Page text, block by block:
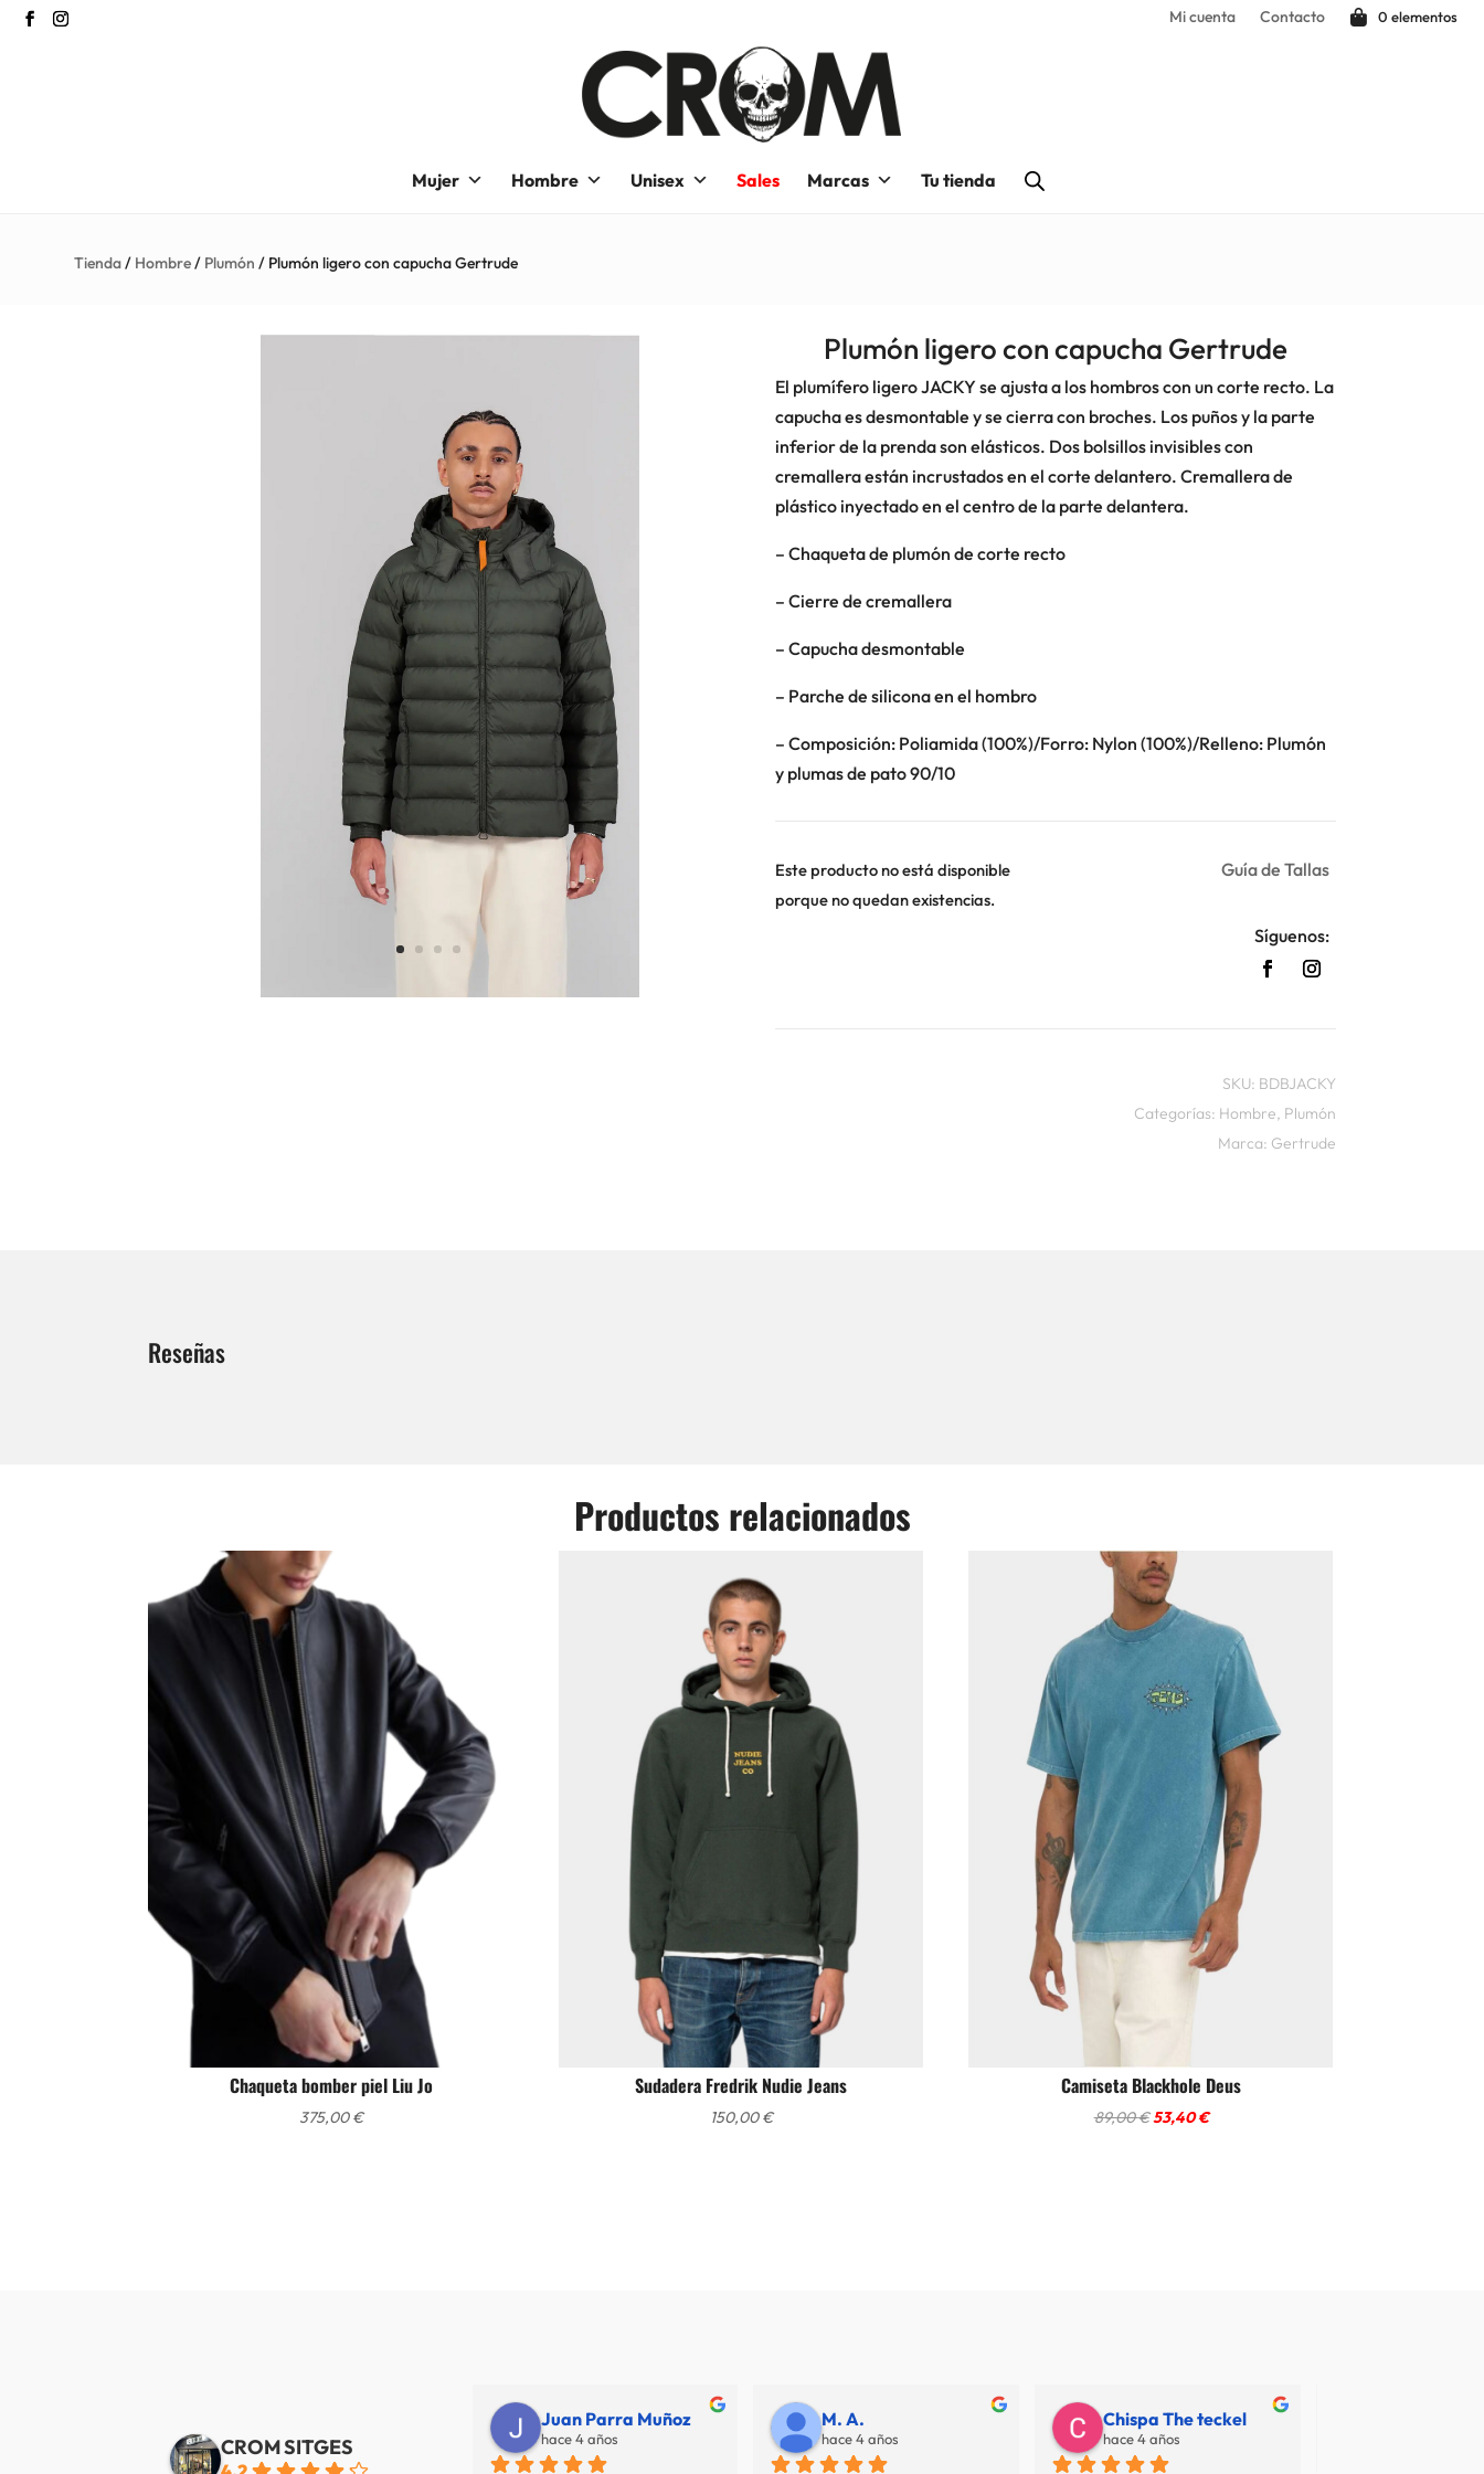
Mi cuenta Contacto 0 elementos
Mujer Hombre Unisex Sales Marcas Tu tienda
Tienda/ Hombre/ Plumón / Plumón ligero con capucha Gertrude
Plumón ligero con capucha Gertrude
El plumífero ligero JACKY se ajusta a los hombros con un corte recto. La
capucha es desmontable y se cierra con broches. Los puños y la parte
inferior de la prenda son elásticos. Dos bolsillos invisibles con
cremallera están incrustados en el corte delantero. Cremallera de
plástico inyectado en el centro de la parte delantera.
– Chaqueta de plumón de corte recto
– Cierre de cremallera
– Capucha desmontable
– Parche de silicona en el hombro
– Composición: Poliamida (100%)/Forro: Nylon (100%)/Relleno: Plumón
y plumas de pato 90/10
Este producto no está disponible
porque no quedan existencias.
Guía de Tallas
Síguenos:
SKU: BDBJACKY
Categorías: Hombre, Plumón
Marca: Gertrude
Reseñas
Productos relacionados
Chaqueta bomber piel Liu Jo
375,00€
Sudadera Fredrik Nudie Jeans
150,00€
Camiseta Blackhole Deus
89,00€El
53,40€El
CROM SITGES
hace 3 años
Juan Parra Muñoz
hace 4 años
M. A.
hace 4 años
Chispa The teckel
hace 4 años